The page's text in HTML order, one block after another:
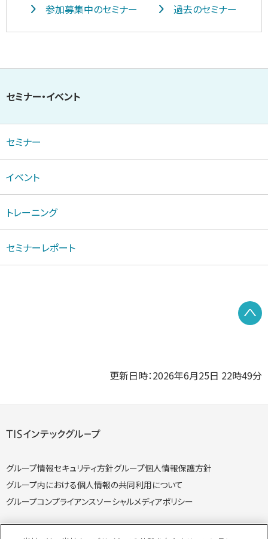
参加募集中のセミナー 過去のセミナー
セミナー・イベント
セミナー
イベント
トレーニング
セミナーレポート
更新日時：2026年6月25日 22時49分
グループ情報セキュリティ方針グループ個人情報保護方針
グループ内における個人情報の共同利用について
グループコンプライアンスソーシャルメディアポリシー